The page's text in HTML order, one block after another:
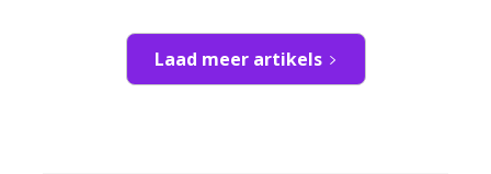
Laad meer artikels